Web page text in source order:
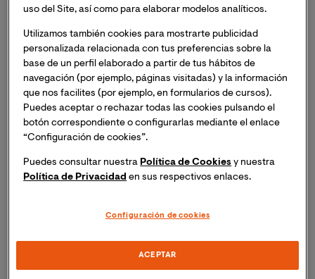
Además, el neuropsicólogotrabaja en estrecha
colaboración con otros profesionales de la salud
como psiquiatras y terapeutas ocupacionales, para
asegurarse de que la persona reciba el cuidado
adecuado y completo. También puede trabajar con el
equipo médico para proporcionar información
la calidad de vida de las personas afectadas. Gracias a
puede desarrollar planes de tratamiento
personalizadosy trabajar en colaboración con otros
uso del Site, así como para elaborar modelos analíticos.
Utilizamos también cookies para mostrarte publicidad
personalizada relacionada con tus preferencias sobre la
base de un perfil elaborado a partir de tus hábitos de
navegación (por ejemplo, páginas visitadas) y la información
que nos facilites (por ejemplo, en formularios de cursos).
Puedes aceptar o rechazar todas las cookies pulsando el
botón correspondiente o configurarlas mediante el enlace
“Configuración de cookies”.
Puedes consultar nuestra Política de Cookies y nuestra
Política de Privacidad en sus respectivos enlaces.
Configuración de cookies
ACEPTAR